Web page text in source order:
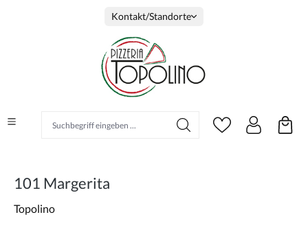
Kontakt/Standorte
101 Margerita
Topolino